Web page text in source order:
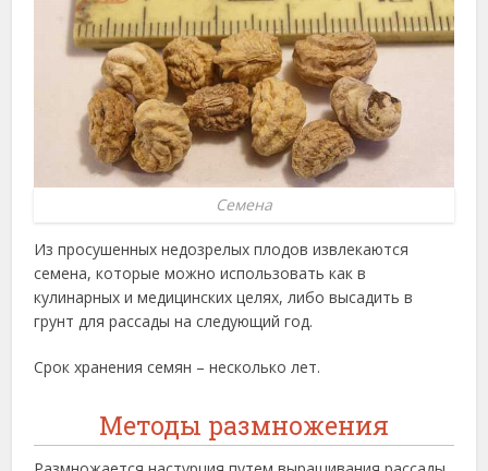
Семена
Из просушенных недозрелых плодов извлекаются
семена, которые можно использовать как в
кулинарных и медицинских целях, либо высадить в
грунт для рассады на следующий год.
Срок хранения семян – несколько лет.
Методы размножения